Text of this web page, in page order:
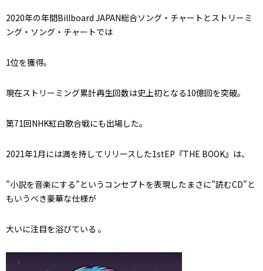
2020年の年間Billboard JAPAN総合ソング・チャートとストリーミ
ング・ソング・チャートでは
1位を獲得。
現在ストリーミング累計再生回数は史上初となる10億回を突破。
第71回NHK紅白歌合戦にも出場した。
2021年1月には満を持してリリースした1stEP『THE BOOK』は、
”小説を音楽にする”というコンセプトを表現したまさに”読むCD”と
もいうべき豪華な仕様が
大いに注目を浴びている 。